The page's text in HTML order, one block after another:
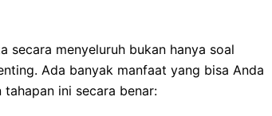
secara menyeluruh bukan hanya soal
Ada banyak manfaat yang bisa Anda
ini secara benar: